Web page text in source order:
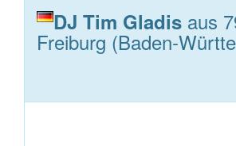
DJ Tim Gladis aus
Freiburg (Baden-